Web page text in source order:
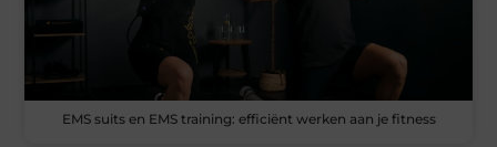
EMS suits en EMS training: efficiënt werken aan je fitness